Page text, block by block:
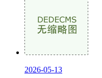
2026-05-13